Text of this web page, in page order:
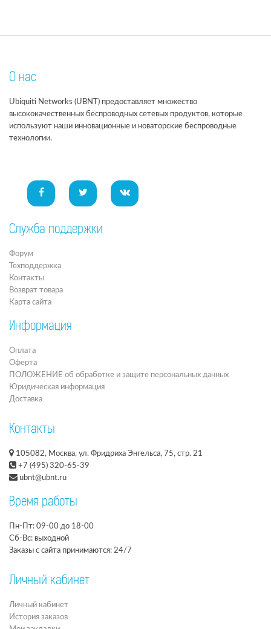
О нас
Ubiquiti Networks (UBNT) предоставляет множество
высококачественных беспроводных сетевых продуктов, которые
используют наши инновационные и новаторские беспроводные
технологии.
Служба поддержки
Форум
Техподдержка
Контакты
Возврат товара
Карта сайта
Информация
Оплата
Оферта
ПОЛОЖЕНИЕ об обработке и защите персональных данных
Юридическая информация
Доставка
Контакты
105082, Москва, ул. Фридриха Энгельса, 75, стр. 21
+7 (495) 320-65-39
ubnt@ubnt.ru
Время работы
Пн-Пт: 09-00 до 18-00
Сб-Вс: выходной
Заказы с сайта принимаются: 24/7
Личный кабинет
Личный кабинет
История заказов